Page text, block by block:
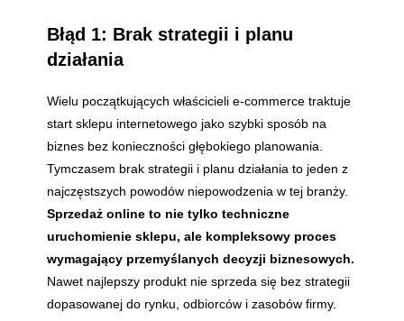
Błąd 1: Brak strategii i planu
działania
Wielu początkujących właścicieli e-commerce traktuje
start sklepu internetowego jako szybki sposób na
biznes bez konieczności głębokiego planowania.
Tymczasem brak strategii i planu działania to jeden z
najczęstszych powodów niepowodzenia w tej branży.
Sprzedaż online to nie tylko techniczne
uruchomienie sklepu, ale kompleksowy proces
wymagający przemyślanych decyzji biznesowych.
Nawet najlepszy produkt nie sprzeda się bez strategii
dopasowanej do rynku, odbiorców i zasobów firmy.